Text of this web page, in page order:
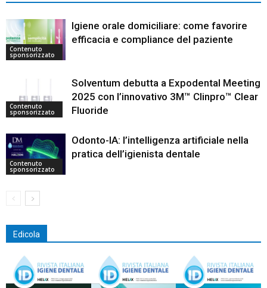
Contenuto
sponsorizzato
Igiene orale domiciliare: come favorire
efficacia e compliance del paziente
Contenuto
sponsorizzato
Solventum debutta a Expodental Meeting
2025 con l’innovativo 3M™ Clinpro™ Clear
Fluoride
Contenuto
sponsorizzato
Odonto-IA: l’intelligenza artificiale nella
pratica dell’igienista dentale
Edicola